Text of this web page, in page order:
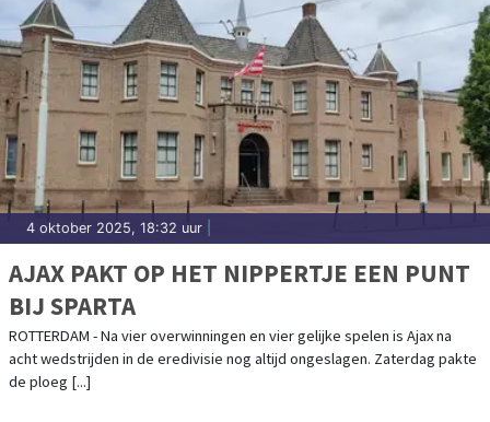
4 oktober 2025, 18:32 uur
AJAX PAKT OP HET NIPPERTJE EEN PUNT
BIJ SPARTA
ROTTERDAM - Na vier overwinningen en vier gelijke spelen is Ajax na
acht wedstrijden in de eredivisie nog altijd ongeslagen. Zaterdag pakte
de ploeg [...]